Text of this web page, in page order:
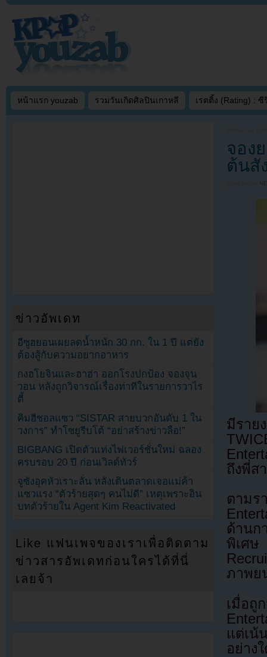
หน้าแรก youzab รวมวันเกิดศิลปินเกาหลี เรตติ้ง (Rating) : ซี
จอง
ต้นสั
มีราย
ถึงพี่ส
ตาม
ด้านก
พิเศษ
ภาพย
เมื่อถู
แต่เน้
อย่าง
ข่าวอัพเดท
อีซูฮยอนเผยลดน้ำหนัก 30 กก. ใน 1 ปี แต่ยัง
ต้องสู้กับความอยากอาหาร
กงฮโยจินและฮาฮ่า ออกโรงปกป้อง จองจุน
วอน หลังถูกวิจารณ์เรื่องท่าทีในรายการวาไร
ตี้
คิมฮีชอลแซว “SISTAR สายบวกอันดับ 1 ใน
วงการ” ทำโซยูรีบโต้ “อย่าสร้างข่าวลือ!”
BIGBANG เปิดตัวแท่งไฟเวอร์ชั่นใหม่ ฉลอง
ครบรอบ 20 ปี ก่อนเวิลด์ทัวร์
จูซังอุคหัวเราะลั่น หลังเดินตลาดเจอแม่ค้า
แซวแรง “ตัวร้ายสุดๆ คนไม่ดี” เหตุเพราะอิน
บทตัวร้ายใน Agent Kim Reactivated
Like แฟนเพจของเราเพื่อติดตาม
ข่าวสารอัพเดทก่อนใครได้ที่นี่
เลยจ้า